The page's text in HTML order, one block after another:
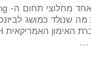
שנולד כמושג
…